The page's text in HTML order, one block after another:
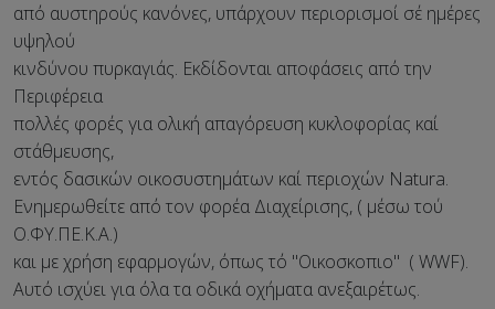
από αυστηρούς κανόνες, υπάρχουν περιορισμοί σέ ημέρες
υψηλού
κινδύνου πυρκαγιάς. Εκδίδονται αποφάσεις από την
Περιφέρεια
πολλές φορές για ολική απαγόρευση κυκλοφορίας καί
στάθμευσης,
εντός δασικών οικοσυστημάτων καί περιοχών Natura.
Ενημερωθείτε από τον φορέα Διαχείρισης, ( μέσω τού
Ο.ΦΥ.ΠΕ.Κ.Α.)
και με χρήση εφαρμογών, όπως τό "Οικοσκοπιο" ( WWF).
Αυτό ισχύει για όλα τα οδικά οχήματα ανεξαιρέτως.